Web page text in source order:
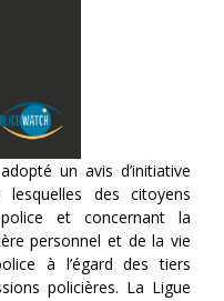
un avis d’initiative
des citoyens
et concernant la
personnel et de la vie
à l’égard des tiers
policières. La Ligue